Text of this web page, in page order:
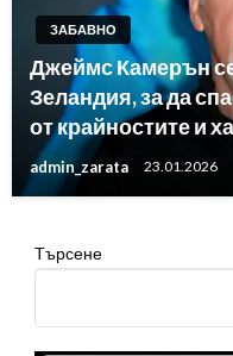
ЗАБАВНО
Джеймс Камерън
Зеландия, за да
от крайностите и
admin_zarata 23.01.2026
Търсене